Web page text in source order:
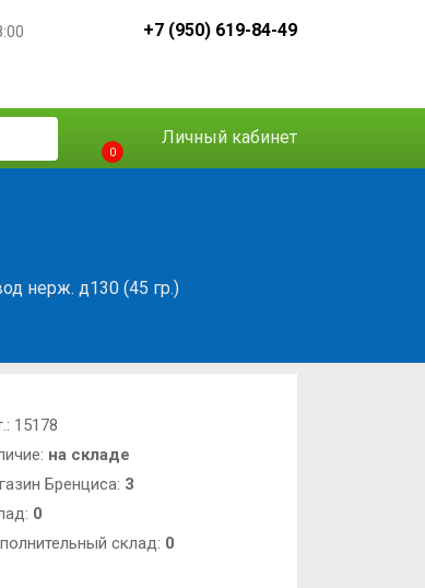
+7 (950) 619-84-49
0
Личный кабинет
нерж. д130 (45 гр.)
15178
на складе
Бренциса: 3
0
склад: 0